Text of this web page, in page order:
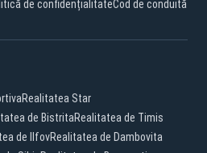
de confidențialitateCod de conduită
Realitatea Star
de BistritaRealitatea de Timis
de IlfovRealitatea de Dambovita